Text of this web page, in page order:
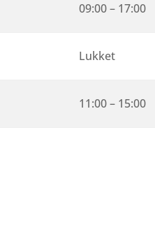
09:00 – 17:00
Lukket
11:00 – 15:00